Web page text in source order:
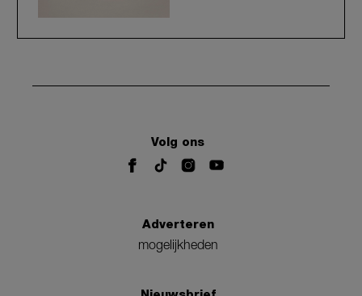
Volg ons
Adverteren
mogelijkheden